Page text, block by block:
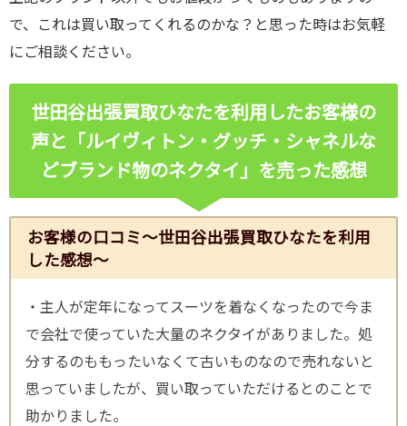
で、これは買い取ってくれるのかな？と思った時はお気軽
にご相談ください。
世田谷出張買取ひなたを利用したお客様の
声と「ルイヴィトン・グッチ・シャネルな
どブランド物のネクタイ 」を売った感想
お客様の口コミ～世田谷出張買取ひなたを利用
した感想～
・主人が定年になってスーツを着なくなったので今ま
で会社で使っていた大量のネクタイがありました。処
分するのももったいなくて古いものなので売れないと
思っていましたが、買い取っていただけるとのことで
助かりました。